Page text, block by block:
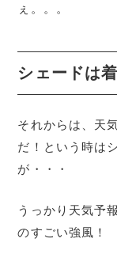
ぇ。。。
シェードは
それからは、天
だ！という時は
が・・・
うっかり天気予
のすごい強風！